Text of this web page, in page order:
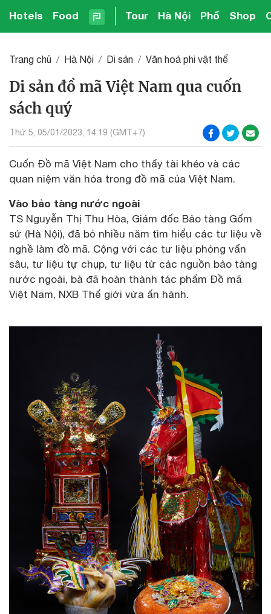
Hotels Food Tour Hà Nội Phố Shop
Trang chủ Hà Nội Di sản Văn hoá phi vật thể
Di sản đồ mã Việt Nam qua cuốn
sách quý
Thứ 5, 05/01/2023, 14:19 (GMT+7)
Cuốn Đồ mã Việt Nam cho thấy tài khéo và các
quan niệm văn hóa trong đồ mã của Việt Nam.
Vào bảo tàng nước ngoài
TS Nguyễn Thị Thu Hòa, Giám đốc Bảo tàng Gốm
sứ (Hà Nội), đã bỏ nhiều năm tìm hiểu các tư liệu về
nghề làm đồ mã. Cộng với các tư liệu phỏng vấn
sâu, tư liệu tự chụp, tư liệu từ các nguồn bảo tàng
nước ngoài, bà đã hoàn thành tác phẩm Đồ mã
Việt Nam, NXB Thế giới vừa ấn hành.